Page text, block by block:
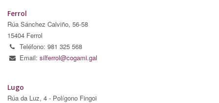
Ferrol
Rúa Sánchez Calviño, 56-58
15404 Ferrol
Teléfono: 981 325 568
Email: silferrol@cogami.gal
Lugo
Rúa da Luz, 4 - Polígono Fingoi